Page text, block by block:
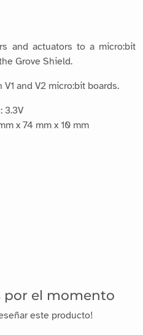
and actuators to a micro:bit
Grove Shield.
and V2 micro:bit boards.
3.3V
x 74 mm x 10 mm
por el momento
este producto!